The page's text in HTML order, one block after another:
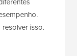
isso.